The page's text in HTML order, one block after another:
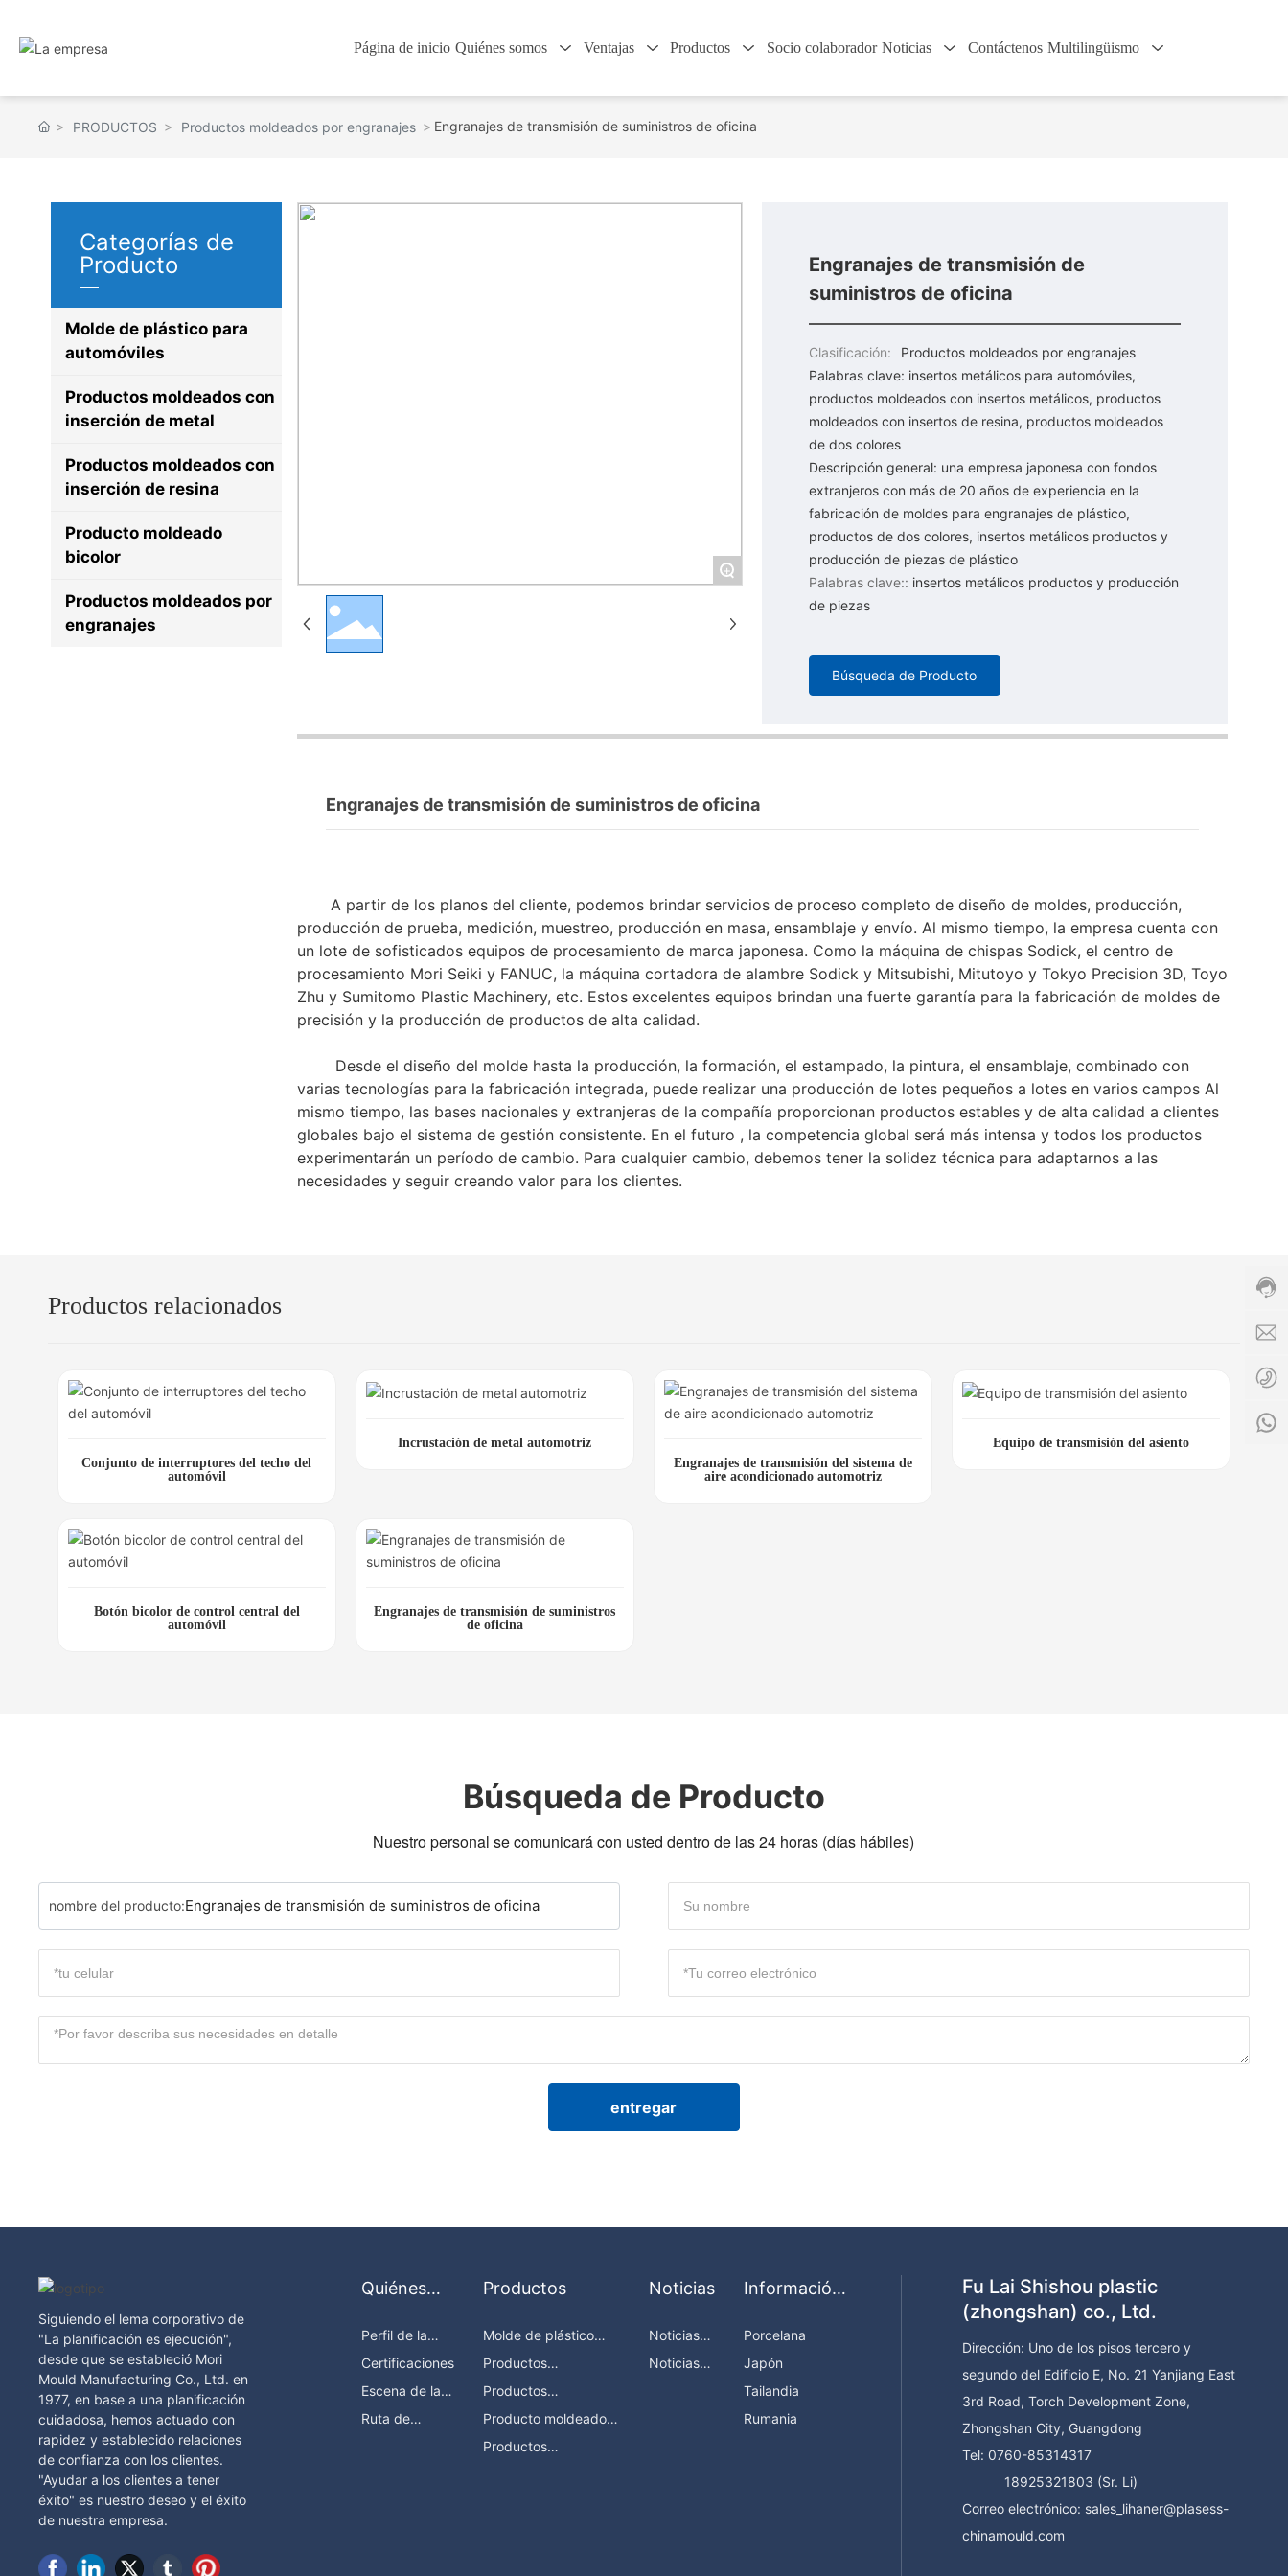
Página de inicio Quiénes somos Ventajas Productos Socio colaborador Noticias Contáctenos Multilingüismo
PRODUCTOS Productos moldeados por engranajes Engranajes de transmisión de suministros de oficina
Categorías de
Producto
Molde de plástico para
automóviles
Productos moldeados con
inserción de metal
Productos moldeados con
inserción de resina
Producto moldeado
bicolor
Productos moldeados por
engranajes
+
Engranajes de transmisión de
suministros de oficina
Clasificación:
Productos moldeados por engranajes
Palabras clave: insertos metálicos para automóviles,
productos moldeados con insertos metálicos, productos
moldeados con insertos de resina, productos moldeados
de dos colores
Descripción general: una empresa japonesa con fondos
extranjeros con más de 20 años de experiencia en la
fabricación de moldes para engranajes de plástico,
productos de dos colores, insertos metálicos productos y
producción de piezas de plástico
Palabras clave:: insertos metálicos productos y producción
de piezas
Búsqueda de Producto
Engranajes de transmisión de suministros de oficina
A partir de los planos del cliente, podemos brindar servicios de proceso completo de diseño de moldes, producción,
producción de prueba, medición, muestreo, producción en masa, ensamblaje y envío. Al mismo tiempo, la empresa cuenta con
un lote de sofisticados equipos de procesamiento de marca japonesa. Como la máquina de chispas Sodick, el centro de
procesamiento Mori Seiki y FANUC, la máquina cortadora de alambre Sodick y Mitsubishi, Mitutoyo y Tokyo Precision 3D, Toyo
Zhu y Sumitomo Plastic Machinery, etc. Estos excelentes equipos brindan una fuerte garantía para la fabricación de moldes de
precisión y la producción de productos de alta calidad.
Desde el diseño del molde hasta la producción, la formación, el estampado, la pintura, el ensamblaje, combinado con
varias tecnologías para la fabricación integrada, puede realizar una producción de lotes pequeños a lotes en varios campos Al
mismo tiempo, las bases nacionales y extranjeras de la compañía proporcionan productos estables y de alta calidad a clientes
globales bajo el sistema de gestión consistente. En el futuro , la competencia global será más intensa y todos los productos
experimentarán un período de cambio. Para cualquier cambio, debemos tener la solidez técnica para adaptarnos a las
necesidades y seguir creando valor para los clientes.
Productos relacionados
Conjunto de interruptores del techo del
automóvil
Incrustación de metal automotriz
Engranajes de transmisión del sistema de
aire acondicionado automotriz
Equipo de transmisión del asiento
Botón bicolor de control central del
automóvil
Engranajes de transmisión de suministros
de oficina
Búsqueda de Producto
Nuestro personal se comunicará con usted dentro de las 24 horas (días hábiles)
nombre del producto:Engranajes de transmisión de suministros de oficina
entregar
Siguiendo el lema corporativo de
"La planificación es ejecución",
desde que se estableció Mori
Mould Manufacturing Co., Ltd. en
1977, en base a una planificación
cuidadosa, hemos actuado con
rapidez y establecido relaciones
de confianza con los clientes.
"Ayudar a los clientes a tener
éxito" es nuestro deseo y el éxito
de nuestra empresa.
Quiénes
Perfil de la
empresa
Certificaciones
Escena de la
fábrica
Ruta de
Productos
Molde de plástico
para automóviles
Productos
moldeados con
Productos
moldeados con
Producto moldeado
bicolor
Productos
Noticias
Noticias
de
Noticias
Información
fortaleza
Porcelana
Japón
Tailandia
Rumania
Fu Lai Shishou plastic
(zhongshan) co., Ltd.
Dirección: Uno de los pisos tercero y
segundo del Edificio E, No. 21 Yanjiang East
3rd Road, Torch Development Zone,
Zhongshan City, Guangdong
Tel: 0760-85314317
18925321803 (Sr. Li)
Correo electrónico: sales_lihaner@plasess-
chinamould.com
-